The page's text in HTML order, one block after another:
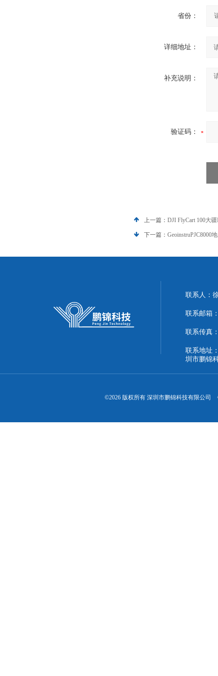
省份：
详细地址：
补充说明：
验证码：
上一篇： DJI FlyCart 100大
下一篇： GeoinstruPJC8000
联系人：
联系邮箱
联系传真
联系地址
圳市鹏锦
©2026 版权所有 深圳市鹏锦科技有限公司